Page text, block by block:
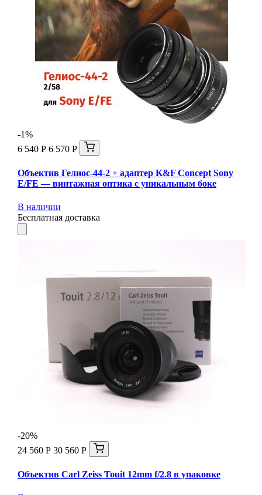
-1%
6 540 Р 6 570 Р
Объектив Гелиос-44-2 + адаптер K&F Concept Sony
E/FE — винтажная оптика с уникальным боке
В наличии
Бесплатная доставка
-20%
24 560 Р 30 560 Р
Объектив Carl Zeiss Touit 12mm f/2.8 в упаковке